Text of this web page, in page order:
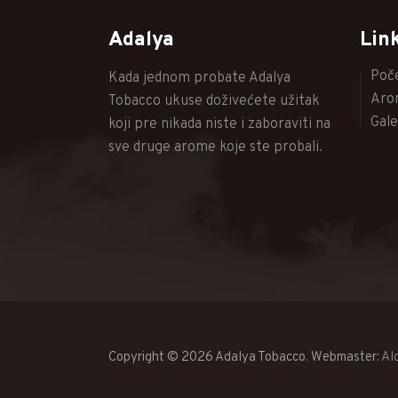
Adalya
Kada jednom probate Adalya
Tobacco ukuse doživećete užitak
koji pre nikada niste i zaboraviti na
sve druge arome koje ste probali.
Copyright © 2026 Adalya Tobacco. Webmaster: